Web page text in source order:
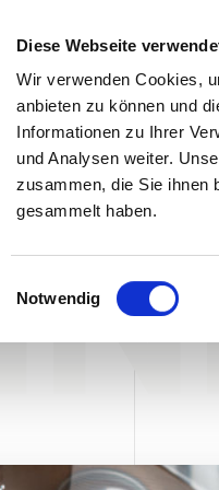
Diese Webseite
Wir verwenden Cookies,
anbieten zu können und
Informationen zu Ihrer
und Analysen weiter.
zusammen, die Sie ihnen
gesammelt haben.
i
i
Notwendig